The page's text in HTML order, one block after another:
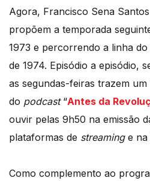
Agora, Francisco Sena
propõem a temporada
1973 e percorrendo a linha
de 1974. Episódio a episódio,
as segundas-feiras trazem
do podcast“Antes da
ouvir pelas 9h50 na emissão
plataformas de streaming e na
Como complemento ao